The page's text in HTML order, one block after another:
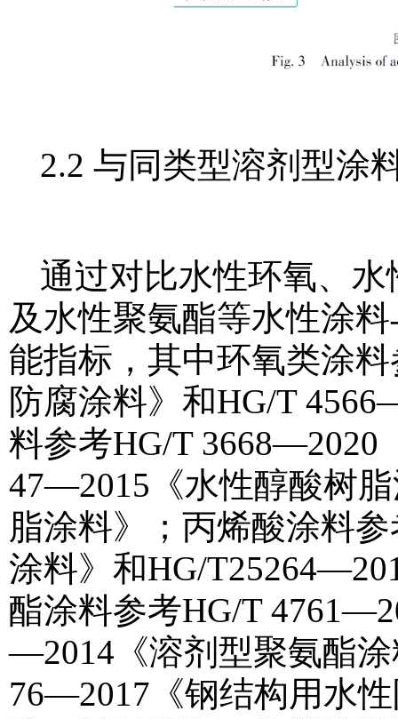
2.2 与同类型溶剂型涂
通过对比水性环氧、
及水性聚氨酯等水性涂
能指标，其中环氧类涂
防腐涂料》和HG/T
料参考HG/T 3668—2020
47—2015《水性醇酸树
脂涂料》；丙烯酸涂料
涂料》和HG/
酯涂料参考HG/T
—2014《溶剂型聚氨酯
76—2017《钢结构用水